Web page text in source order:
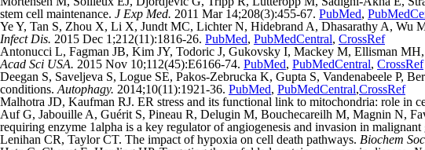
stem cell maintenance. J Exp Med. 2011 Mar 14;208(3):455-67. PubMed,
Ye Y, Tan S, Zhou X, Li X, Jundt MC, Lichter N, Hidebrand A, Dhasarathy A, Wu
Infect Dis. 2015 Dec 1;212(11):1816-26. PubMed, PubMedCentral, CrossRef
Antonucci L, Fagman JB, Kim JY, Todoric J, Gukovsky I, Mackey M, Ellisman MH,
Acad Sci USA. 2015 Nov 10;112(45):E6166-74. PubMed, PubMedCentral, CrossRef
Deegan S, Saveljeva S, Logue SE, Pakos-Zebrucka K, Gupta S, Vandenabeele P,
conditions. Autophagy. 2014;10(11):1921-36. PubMed, PubMedCentral,CrossRef
Malhotra JD, Kaufman RJ. ER stress and its functional link to mitochondria: role in
Auf G, Jabouille A, Guérit S, Pineau R, Delugin M, Bouchecareilh M, Magnin N,
requiring enzyme 1alpha is a key regulator of angiogenesis and invasion in malignant
Lenihan CR, Taylor CT. The impact of hypoxia on cell death pathways. Biochem